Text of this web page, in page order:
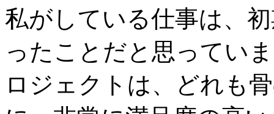
私がしている仕事は、
ったことだと思ってい
ロジェクトは、どれも